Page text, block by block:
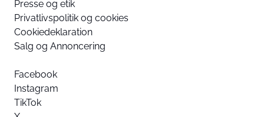
Presse og etik
Privatlivspolitik og cookies
Cookiedeklaration
Salg og Annoncering
Facebook
Instagram
TikTok